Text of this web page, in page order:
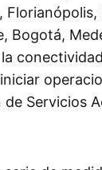
Bogotá,
Servicios